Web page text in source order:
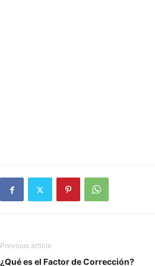
Previous article
¿Qué es el Factor de Corrección?